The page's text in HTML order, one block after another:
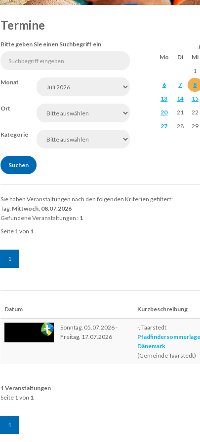
Termine
Mo
Di Mi
1
6
7 8
13
14 15
20
21 22
27
28 29
Bitte geben Sie einen Suchbegriff ein
Monat
Ort
Kategorie
Sie haben Veranstaltungen nach den folgenden Kriterien gefiltert:
Tag: Mittwoch, 08.07.2026
Gefundene Veranstaltungen : 1
Seite 1von 1
1
Datum Kurzbeschreibung
Sonntag, 05.07.2026 -
Freitag, 17.07.2026
-, Taarstedt
Dänemark
(Gemeinde Taarstedt)
1 Veranstaltungen
Seite 1von 1
1